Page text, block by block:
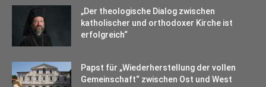
„Der theologische Dialog zwischen
katholischer und orthodoxer Kirche ist
erfolgreich“
Papst für „Wiederherstellung der vollen
Gemeinschaft“ zwischen Ost und West